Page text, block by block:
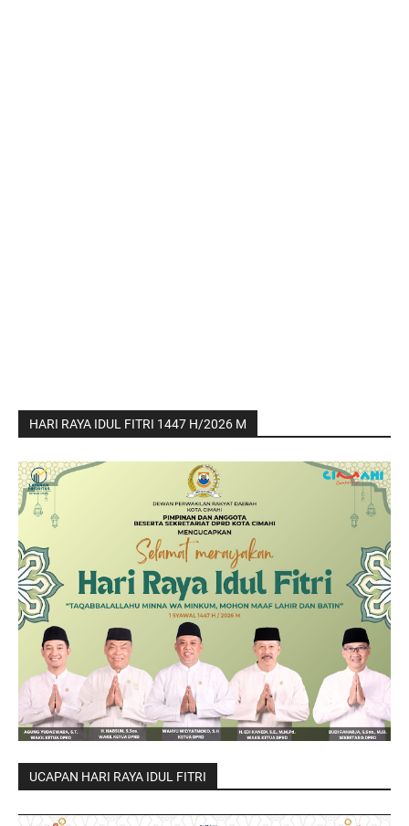
HARI RAYA IDUL FITRI 1447 H/2026 M
UCAPAN HARI RAYA IDUL FITRI